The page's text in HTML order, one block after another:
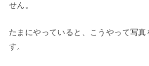
せん。
たまにやっていると、こうやって写真
す。